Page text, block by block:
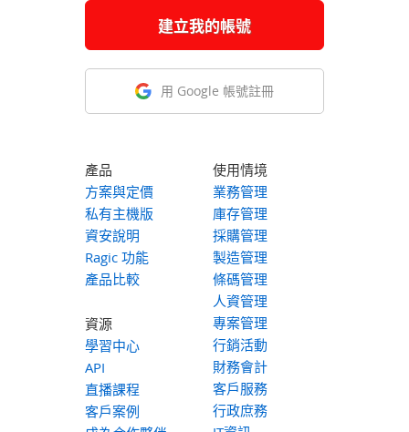
建立我的帳號
用 Google 帳號註冊
產品
方案與定價
私有主機版
資安說明
Ragic 功能
產品比較
資源
學習中心
API
直播課程
客戶案例
使用情境
業務管理
庫存管理
採購管理
製造管理
條碼管理
人資管理
專案管理
行銷活動
財務會計
客戶服務
行政庶務